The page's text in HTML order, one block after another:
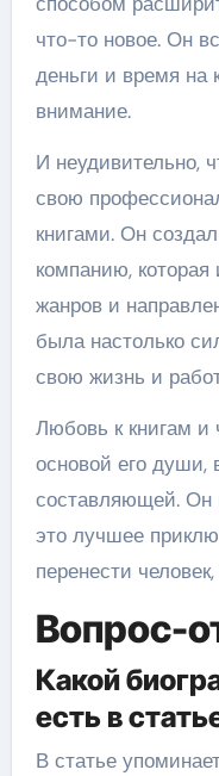
что-то новое. Он
деньги и время на
внимание.
И неудивительно,
свою
книгами. Он
компанию, которая
жанров и
была настолько
свою жизнь и
Любовь к книгам
основой его души,
составляющей. Он
это лучшее
перенести
Вопрос-
Какой
есть в
В статье